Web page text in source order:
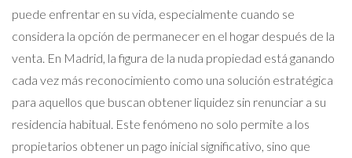
puede enfrentar en su vida, especialmente cuando se
considera la opción de permanecer en el hogar después de la
venta. En Madrid, la figura de la nuda propiedad está ganando
cada vez más reconocimiento como una solución estratégica
para aquellos que buscan obtener liquidez sin renunciar a su
residencia habitual. Este fenómeno no solo permite a los
propietarios obtener un pago inicial significativo, sino que